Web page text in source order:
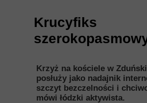
Krucyfiks
Krzyż na kościele w
posłuży jako nadajnik
szczyt bezczelności i
mówi łódzki aktywista.